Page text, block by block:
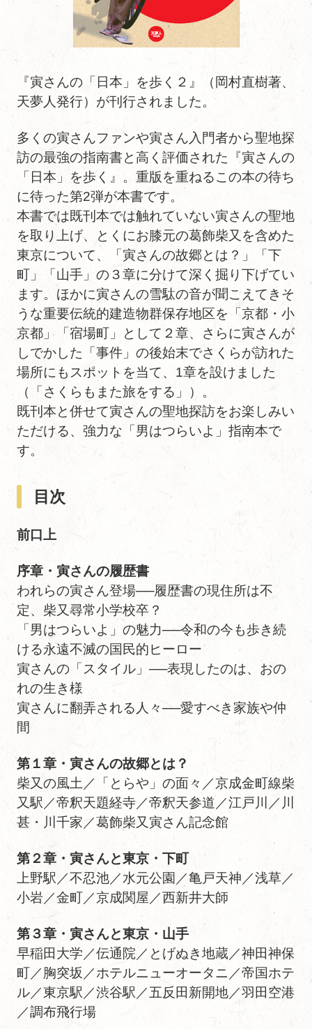
『寅さんの「日本」を歩く２』（岡村直樹著、
天夢人発行）が刊行されました。
多くの寅さんファンや寅さん入門者から聖地探
訪の最強の指南書と高く評価された『寅さんの
「日本」を歩く』。重版を重ねるこの本の待ち
に待った第2弾が本書です。
本書では既刊本では触れていない寅さんの聖地
を取り上げ、とくにお膝元の葛飾柴又を含めた
東京について、「寅さんの故郷とは？」「下
町」「山手」の３章に分けて深く掘り下げてい
ます。ほかに寅さんの雪駄の音が聞こえてきそ
うな重要伝統的建造物群保存地区を「京都・小
京都」「宿場町」として２章、さらに寅さんが
しでかした「事件」の後始末でさくらが訪れた
場所にもスポットを当て、1章を設けました
（「さくらもまた旅をする」）。
既刊本と併せて寅さんの聖地探訪をお楽しみい
ただける、強力な「男はつらいよ」指南本で
す。
目次
前口上
序章・寅さんの履歴書
われらの寅さん登場──履歴書の現住所は不
定、柴又尋常小学校卒？
「男はつらいよ」の魅力──令和の今も歩き続
ける永遠不滅の国民的ヒーロー
寅さんの「スタイル」──表現したのは、おの
れの生き様
寅さんに翻弄される人々──愛すべき家族や仲
間
第１章・寅さんの故郷とは？
柴又の風土／「とらや」の面々／京成金町線柴
又駅／帝釈天題経寺／帝釈天参道／江戸川／川
甚・川千家／葛飾柴又寅さん記念館
第２章・寅さんと東京・下町
上野駅／不忍池／水元公園／亀戸天神／浅草／
小岩／金町／京成関屋／西新井大師
第３章・寅さんと東京・山手
早稲田大学／伝通院／とげぬき地蔵／神田神保
町／胸突坂／ホテルニューオータニ／帝国ホテ
ル／東京駅／渋谷駅／五反田新開地／羽田空港
／調布飛行場